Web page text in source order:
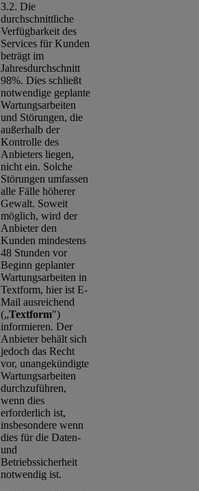
3.2. Die
durchschnittliche
Verfügbarkeit des
Services für Kunden
beträgt im
Jahresdurchschnitt
98%. Dies schließt
notwendige geplante
Wartungsarbeiten
und Störungen, die
außerhalb der
Kontrolle des
Anbieters liegen,
nicht ein. Solche
Störungen umfassen
alle Fälle höherer
Gewalt. Soweit
möglich, wird der
Anbieter den
Kunden mindestens
48 Stunden vor
Beginn geplanter
Wartungsarbeiten in
Textform, hier ist E-
Mail ausreichend
(„Textform")
informieren. Der
Anbieter behält sich
jedoch das Recht
vor, unangekündigte
Wartungsarbeiten
durchzuführen,
wenn dies
erforderlich ist,
insbesondere wenn
dies für die Daten-
und
Betriebssicherheit
notwendig ist.